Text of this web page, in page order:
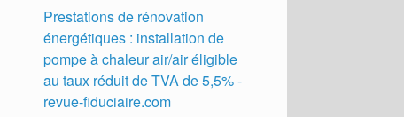
Prestations de rénovation
énergétiques : installation de
pompe à chaleur air/air éligible
au taux réduit de TVA de 5,5% -
revue-fiduciaire.com